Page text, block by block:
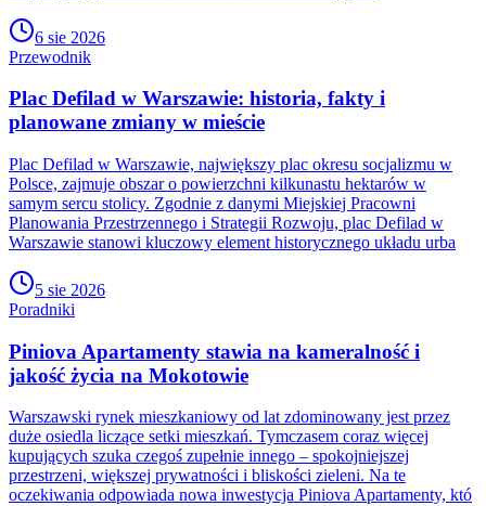
6 sie 2026
Przewodnik
Plac Defilad w Warszawie: historia, fakty i
planowane zmiany w mieście
Plac Defilad w Warszawie, największy plac okresu socjalizmu w
Polsce, zajmuje obszar o powierzchni kilkunastu hektarów w
samym sercu stolicy. Zgodnie z danymi Miejskiej Pracowni
Planowania Przestrzennego i Strategii Rozwoju, plac Defilad w
Warszawie stanowi kluczowy element historycznego układu urba
5 sie 2026
Poradniki
Piniova Apartamenty stawia na kameralność i
jakość życia na Mokotowie
Warszawski rynek mieszkaniowy od lat zdominowany jest przez
duże osiedla liczące setki mieszkań. Tymczasem coraz więcej
kupujących szuka czegoś zupełnie innego – spokojniejszej
przestrzeni, większej prywatności i bliskości zieleni. Na te
oczekiwania odpowiada nowa inwestycja Piniova Apartamenty, któ